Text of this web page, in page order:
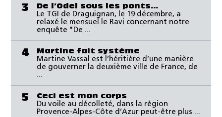
3
De l’Odel sous les ponts…
Le TGI de Draguignan, le 19 décembre, a
relaxé le mensuel le Ravi concernant notre
enquête "De ...
4
Martine fait système
Martine Vassal est l’héritière d’une manière
de gouverner la deuxième ville de France, de
...
5
Ceci est mon corps
Du voile au décolleté, dans la région
Provence-Alpes-Côte d’Azur peut-être plus ...